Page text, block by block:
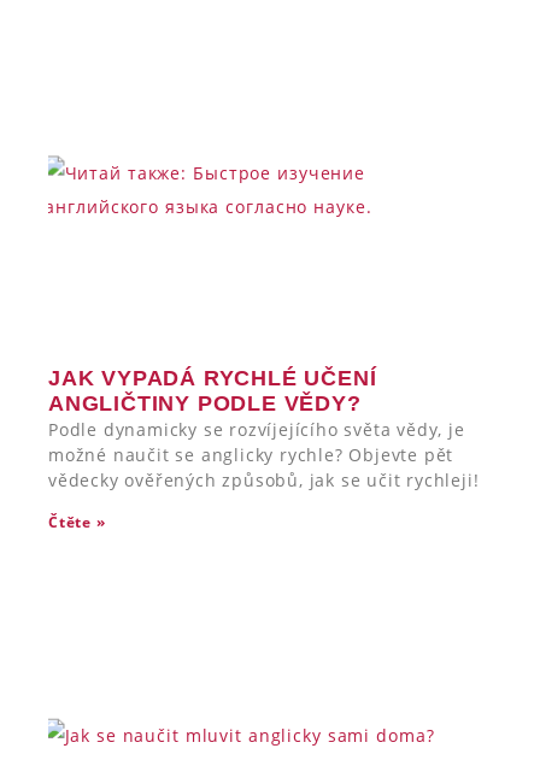
JAK VYPADÁ RYCHLÉ UČENÍ
ANGLIČTINY PODLE VĚDY?
Podle dynamicky se rozvíjejícího světa vědy, je
možné naučit se anglicky rychle? Objevte pět
vědecky ověřených způsobů, jak se učit rychleji!
Čtěte »